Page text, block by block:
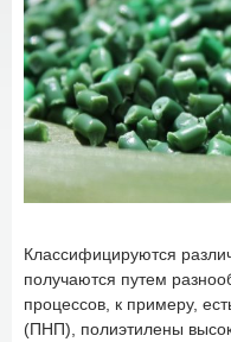
Классифицируются
получаются путем
процессов, к примеру,
(ПНП), полиэтилены